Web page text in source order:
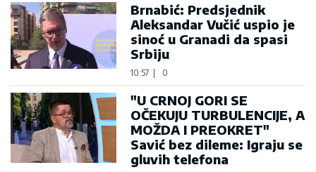
Brnabić: Predsjednik
Aleksandar Vučić uspio je
sinoć u Granadi da spasi
Srbiju
10:57 0
"U CRNOJ GORI SE
OČEKUJU TURBULENCIJE, A
MOŽDA I PREOKRET"
Savić bez dileme: Igraju se
gluvih telefona